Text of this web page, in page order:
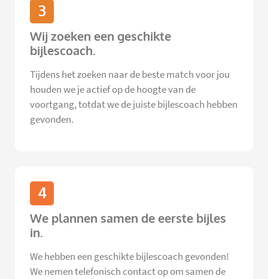
3
Wij zoeken een geschikte
bijlescoach.
Tijdens het zoeken naar de beste match voor jou
houden we je actief op de hoogte van de
voortgang, totdat we de juiste bijlescoach hebben
gevonden.
4
We plannen samen de eerste bijles
in.
We hebben een geschikte bijlescoach gevonden!
We nemen telefonisch contact op om samen de